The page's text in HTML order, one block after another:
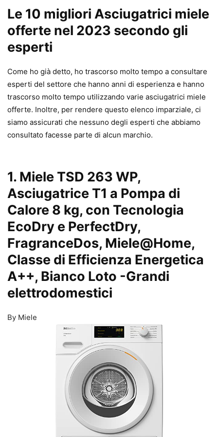
Le 10 migliori Asciugatrici miele
offerte nel 2023 secondo gli
esperti
Come ho già detto, ho trascorso molto tempo a consultare
esperti del settore che hanno anni di esperienza e hanno
trascorso molto tempo utilizzando varie asciugatrici miele
offerte. Inoltre, per rendere questo elenco imparziale, ci
siamo assicurati che nessuno degli esperti che abbiamo
consultato facesse parte di alcun marchio.
1. Miele TSD 263 WP,
Asciugatrice T1 a Pompa di
Calore 8 kg, con Tecnologia
EcoDry e PerfectDry,
FragranceDos, Miele@Home,
Classe di Efficienza Energetica
A++, Bianco Loto -Grandi
elettrodomestici
By Miele